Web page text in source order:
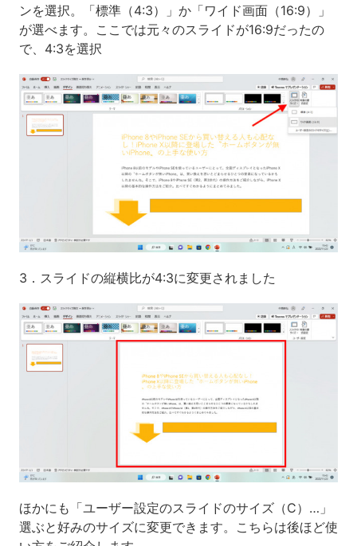
ンを選択。「標準（4:3）」か「ワイド画面（16:9）」
が選べます。ここでは元々のスライドが16:9だったの
で、4:3を選択
3．スライドの縦横比が4:3に変更されました
ほかにも「ユーザー設定のスライドのサイズ（C）…」
選ぶと好みのサイズに変更できます。こちらは後ほど使